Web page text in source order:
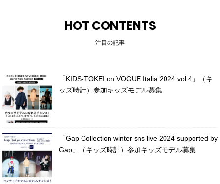
HOT CONTENTS
注目の記事
「KIDS-TOKEI on VOGUE Italia 2024 vol.4」（キ
ッズ時計）参加キッズモデル募集
「Gap Collection winter sns live 2024 supported by
Gap」（キッズ時計）参加キッズモデル募集